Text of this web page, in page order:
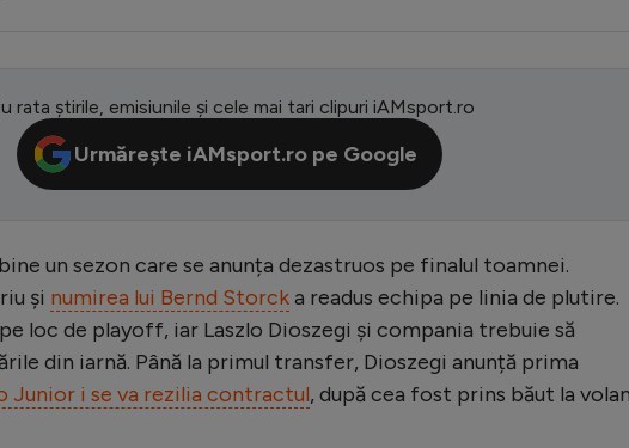
rata știrile, emisiunile și cele mai tari clipuri iAMsport.ro
Urmărește iAMsport.ro pe Google
un sezon care se anunța dezastruos pe finalul toamnei.
și numirea lui Bernd Storcka readus echipa pe linia de plutire.
loc de playoff, iar Laszlo Dioszegi și compania trebuie să
din iarnă. Până la primul transfer, Dioszegi anunță prima
Junior i se va rezilia contractul, după cea fost prins băut la